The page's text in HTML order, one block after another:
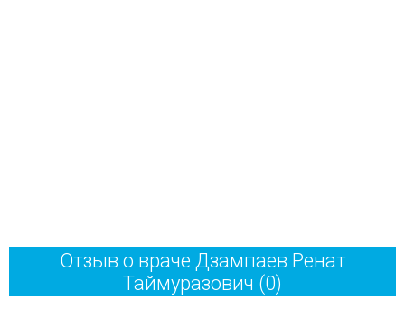
Отзыв о враче Дзампаев Ренат
Таймуразович (0)